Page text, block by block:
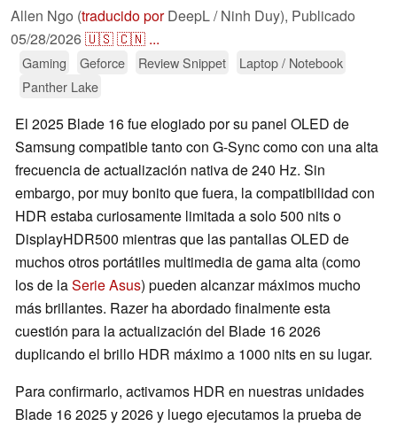
Allen Ngo (traducido porDeepL / Ninh Duy), Publicado
05/28/2026🇺🇸🇨🇳 ...
Gaming Geforce Review Snippet
Laptop / Notebook
Panther Lake
El 2025 Blade 16 fue elogiado por su panel OLED de
Samsung compatible tanto con G-Sync como con una alta
frecuencia de actualización nativa de 240 Hz. Sin
embargo, por muy bonito que fuera, la compatibilidad con
HDR estaba curiosamente limitada a solo 500 nits o
DisplayHDR500 mientras que las pantallas OLED de
muchos otros portátiles multimedia de gama alta (como
los de laSerie Asus) pueden alcanzar máximos mucho
más brillantes. Razer ha abordado finalmente esta
cuestión para la actualización del Blade 16 2026
duplicando el brillo HDR máximo a 1000 nits en su lugar.
Para confirmarlo, activamos HDR en nuestras unidades
Blade 16 2025 y 2026 y luego ejecutamos la prueba de